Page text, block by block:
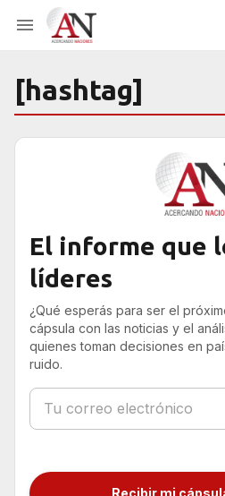
[hashtag]
El informe que
líderes
¿Qué esperás para ser el
cápsula con las noticias y el
quienes toman decisiones en
ruido.
Recibir mi